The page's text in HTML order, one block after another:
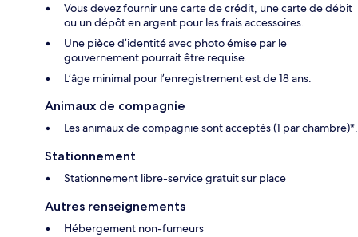
Vous devez fournir une carte de crédit, une carte de débit
ou un dépôt en argent pour les frais accessoires.
Une pièce d’identité avec photo émise par le
gouvernement pourrait être requise.
L’âge minimal pour l’enregistrement est de 18 ans.
Animaux de compagnie
Les animaux de compagnie sont acceptés (1 par chambre)*.
Stationnement
Stationnement libre-service gratuit sur place
Autres renseignements
Hébergement non-fumeurs